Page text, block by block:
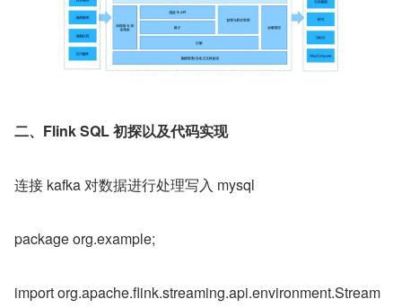
二、Flink SQL 初探以及代码实现
连接 kafka 对数据进行处理写入 mysql
​package org.example;
import org.apache.flink.streaming.api.environment.Stream